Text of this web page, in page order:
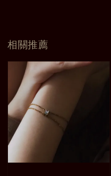
相關推薦